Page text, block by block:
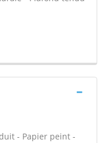
- Papier peint -